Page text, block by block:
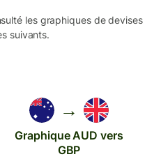
les graphiques de devises
suivants.
→
Graphique AUD vers
GBP